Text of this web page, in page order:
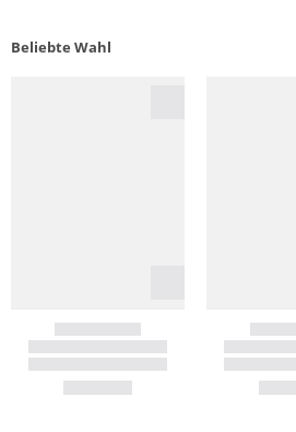
Beliebte Wahl